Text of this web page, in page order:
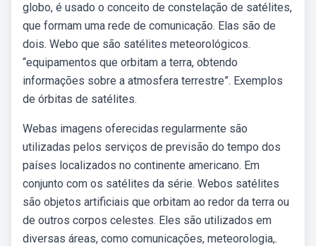
globo, é usado o conceito de constelação de satélites,
que formam uma rede de comunicação. Elas são de
dois. Webo que são satélites meteorológicos.
“equipamentos que orbitam a terra, obtendo
informações sobre a atmosfera terrestre”. Exemplos
de órbitas de satélites.
Webas imagens oferecidas regularmente são
utilizadas pelos serviços de previsão do tempo dos
países localizados no continente americano. Em
conjunto com os satélites da série. Webos satélites
são objetos artificiais que orbitam ao redor da terra ou
de outros corpos celestes. Eles são utilizados em
diversas áreas, como comunicações, meteorologia,.